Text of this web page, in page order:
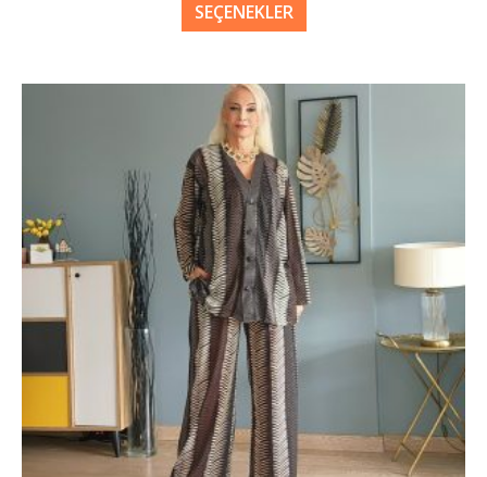
SEÇENEKLER
Bu
ürünün
birden
fazla
varyasyonu
var.
Seçenekler
ürün
sayfasından